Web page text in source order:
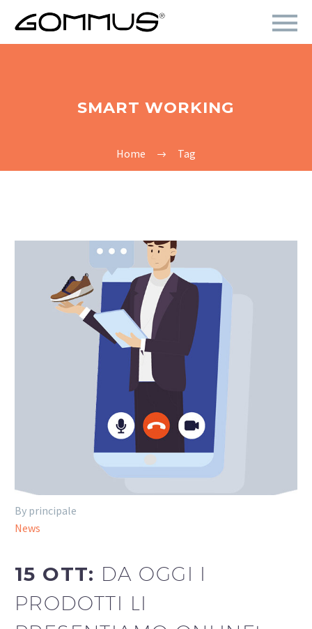
SMART WORKING
Home Tag
By principale
News
15 OTT: DA OGGI I
PRODOTTI LI